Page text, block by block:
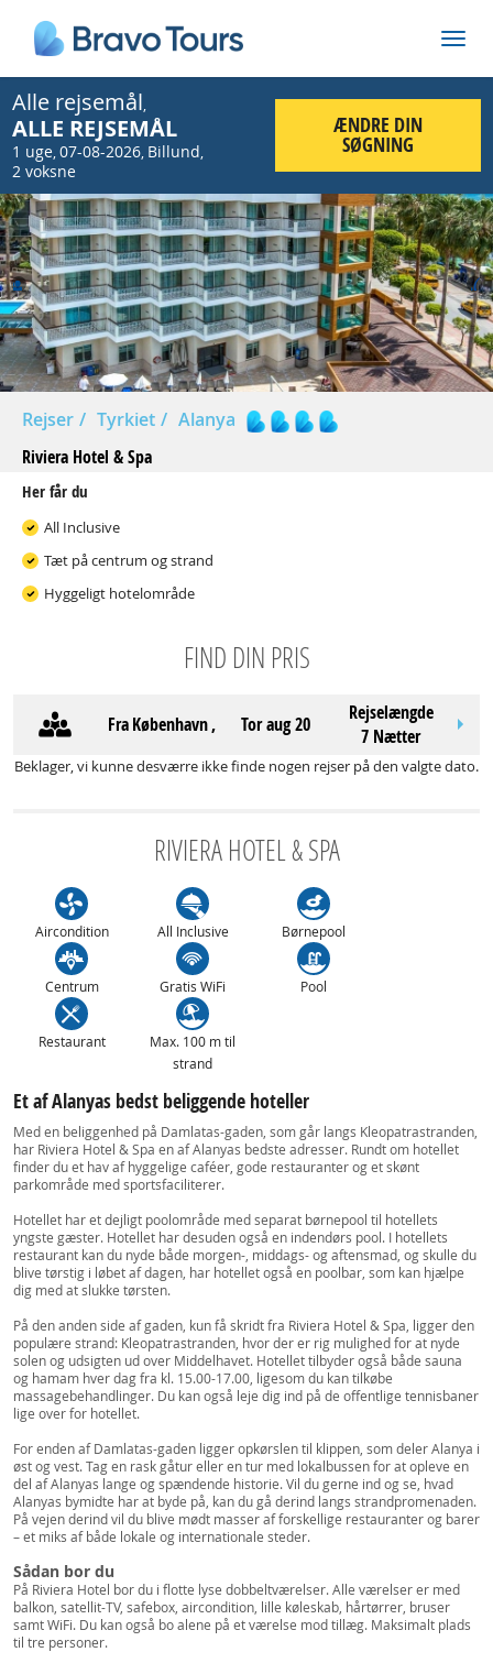
Alle rejsemål,
ALLE REJSEMÅL
1 uge,07-08-2026, Billund,
2 voksne
ÆNDRE DIN
SØGNING
Prev
Rejser Tyrkiet
Alanya
Riviera Hotel & Spa
Her får du
All Inclusive
Tæt på centrum og strand
Hyggeligt hotelområde
FIND DIN PRIS
FraKøbenhavn, tor aug 20
Rejselængde
7 Nætter
Beklager, vi kunne desværre ikke finde nogen rejser på den valgte dato.
RIVIERA HOTEL & SPA
Aircondition All Inclusive Børnepool
Centrum Gratis WiFi Pool
Restaurant
Max. 100 m til
strand
Et af Alanyas bedst beliggende hoteller
Med en beliggenhed på Damlatas-gaden, som går langs Kleopatrastranden,
har Riviera Hotel & Spa en af Alanyas bedste adresser. Rundt om hotellet
finder du et hav af hyggelige caféer, gode restauranter og et skønt
parkområde med sportsfaciliterer.
Hotellet har et dejligt poolområde med separat børnepool til hotellets
yngste gæster. Hotellet har desuden også en indendørs pool. I hotellets
restaurant kan du nyde både morgen-, middags- og aftensmad, og skulle du
blive tørstig i løbet af dagen, har hotellet også en poolbar, som kan hjælpe
dig med at slukke tørsten.
På den anden side af gaden, kun få skridt fra Riviera Hotel & Spa, ligger den
populære strand: Kleopatrastranden, hvor der er rig mulighed for at nyde
solen og udsigten ud over Middelhavet. Hotellet tilbyder også både sauna
og hamam hver dag fra kl. 15.00-17.00, ligesom du kan tilkøbe
massagebehandlinger. Du kan også leje dig ind på de offentlige tennisbaner
lige over for hotellet.
For enden af Damlatas-gaden ligger opkørslen til klippen, som deler Alanya i
øst og vest. Tag en rask gåtur eller en tur med lokalbussen for at opleve en
del af Alanyas lange og spændende historie. Vil du gerne ind og se, hvad
Alanyas bymidte har at byde på, kan du gå derind langs strandpromenaden.
På vejen derind vil du blive mødt masser af forskellige restauranter og barer
– et miks af både lokale og internationale steder.
Sådan bor du
På Riviera Hotel bor du i flotte lyse dobbeltværelser. Alle værelser er med
balkon, satellit-TV, safebox, aircondition, lille køleskab, hårtørrer, bruser
samt WiFi. Du kan også bo alene på et værelse mod tillæg. Maksimalt plads
til tre personer.